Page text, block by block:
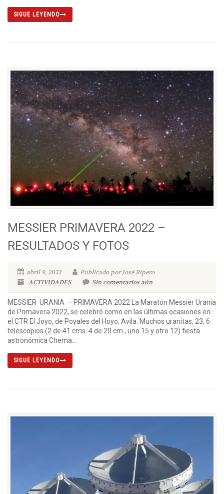
SIGUE LEYENDO
MESSIER PRIMAVERA 2022 –
RESULTADOS Y FOTOS
abril 9, 2022
Publicado por:José Ripero
ACTIVIDADES
Sin comentarios aún
MESSIER URANIA – PRIMAVERA 2022 La Maratón Messier Urania
de Primavera 2022, se celebró como en las últimas ocasiones en
el CTR El Joyo, de Poyales del Hoyo, Avila. Muchos uranitas, 23, 6
telescopios (2 de 41 cms. 4 de 20 cm., uno 15 y otro 12) fiesta
astronómica Chema...
SIGUE LEYENDO